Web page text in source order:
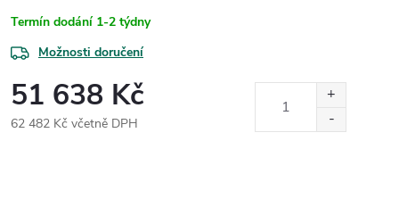
Termín dodání 1-2 týdny
Možnosti doručení
51 638 Kč
62 482 Kč včetně DPH